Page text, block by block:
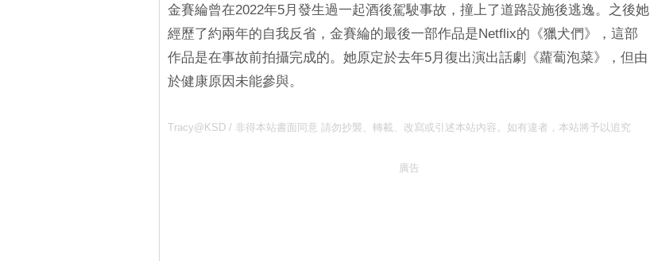
金賽綸曾在2022年5月發生過一起酒後駕駛事故，撞上了道路設施後逃逸。之後她
經歷了約兩年的自我反省，金賽綸的最後一部作品是Netflix的《獵犬們》，這部
作品是在事故前拍攝完成的。她原定於去年5月復出演出話劇《蘿蔔泡菜》，但由
於健康原因未能參與。
Tracy@KSD / 非得本站書面同意 請勿抄襲、轉載、改寫或引述本站內容。如有違者，本站將予以追究
廣告